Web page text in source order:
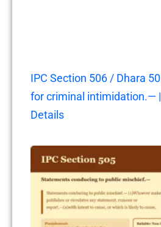
IPC Section 506 / Dhara
for criminal intimidation.—
Details